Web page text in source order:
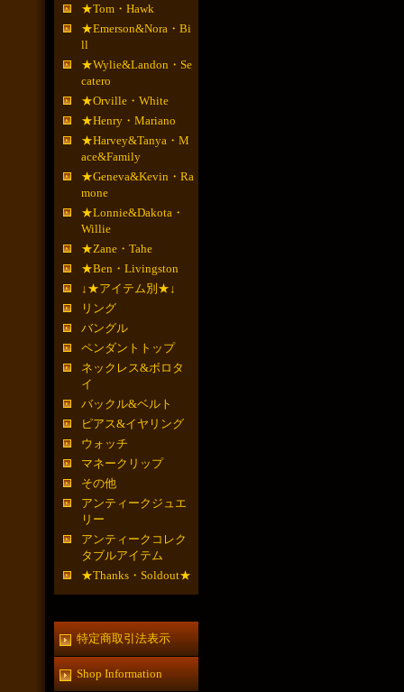
★Tom・Hawk
★Emerson&Nora・Bi
ll
★Wylie&Landon・Se
catero
★Orville・White
★Henry・Mariano
★Harvey&Tanya・M
ace&Family
★Geneva&Kevin・Ra
mone
★Lonnie&Dakota・
Willie
★Zane・Tahe
★Ben・Livingston
↓★アイテム別★↓
リング
バングル
ペンダントトップ
ネックレス&ボロタ
イ
バックル&ベルト
ピアス&イヤリング
ウォッチ
マネークリップ
その他
アンティークジュエ
リー
アンティークコレク
タブルアイテム
★Thanks・Soldout★
特定商取引法表示
Shop Information